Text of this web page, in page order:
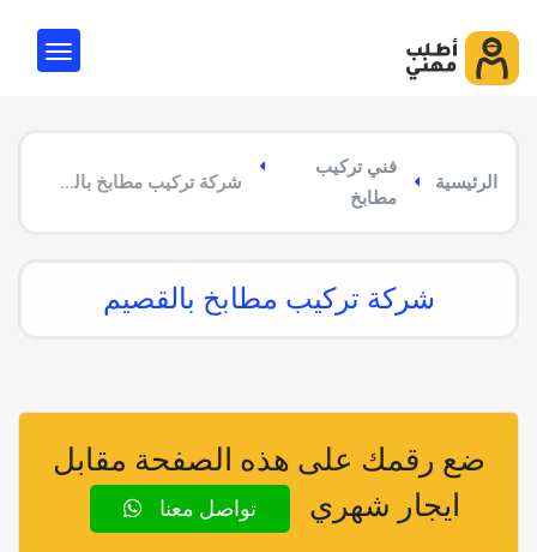
الرئيسية
فني تركيب
مطابخ
شركة تركيب مطابخ بالقصيم
شركة تركيب مطابخ بالقصيم
ضع رقمك على هذه الصفحة مقابل
ايجار شهري
تواصل معنا